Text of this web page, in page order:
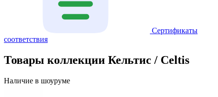
Сертификаты
соответствия
Товары коллекции Кельтис / Celtis
Наличие в шоуруме